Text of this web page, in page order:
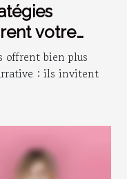
votre
RPG ?
offrent bien plus
: ils invitent